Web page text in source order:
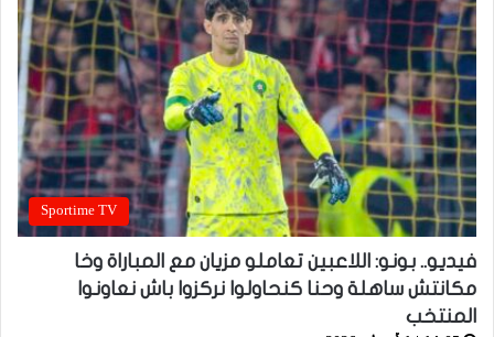
Sportime TV
فيديو.. بونو: اللاعبين تعاملو مزيان مع المباراة وخا
مكانتش ساهلة وحنا كنحاولوا نركزوا باش نعاونوا
المنتخب